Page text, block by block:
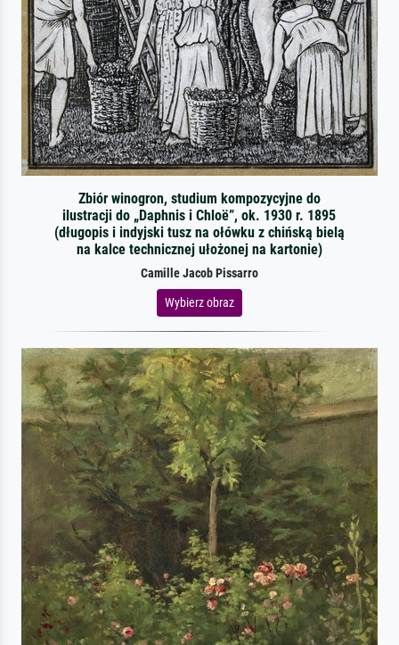
Zbiór winogron, studium kompozycyjne do
ilustracji do „Daphnis i Chloë”, ok. 1930 r. 1895
(długopis i indyjski tusz na ołówku z chińską bielą
na kalce technicznej ułożonej na kartonie)
Camille Jacob Pissarro
Wybierz obraz